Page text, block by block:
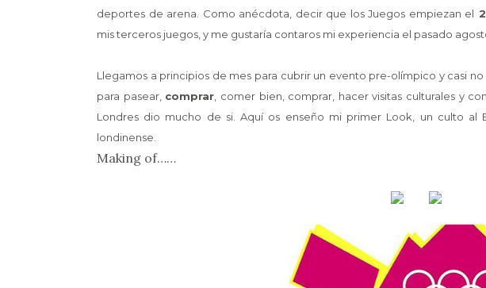
deportes de arena. Como anécdota, decir que los Juegos empiezan el
mis terceros juegos, y me gustaría contaros mi experiencia el pasado
Llegamos a principios de mes para cubrir un evento pre-olímpico y casi
para pasear, comprar , comer bien, comprar, hacer visitas culturales y
Londres dio mucho de si. Aquí os enseño mi primer Look, un culto al
londinense.
Making of……